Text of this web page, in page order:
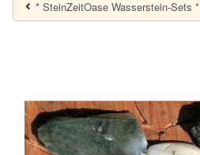
* SteinZeitOase Wasserstein-Sets *